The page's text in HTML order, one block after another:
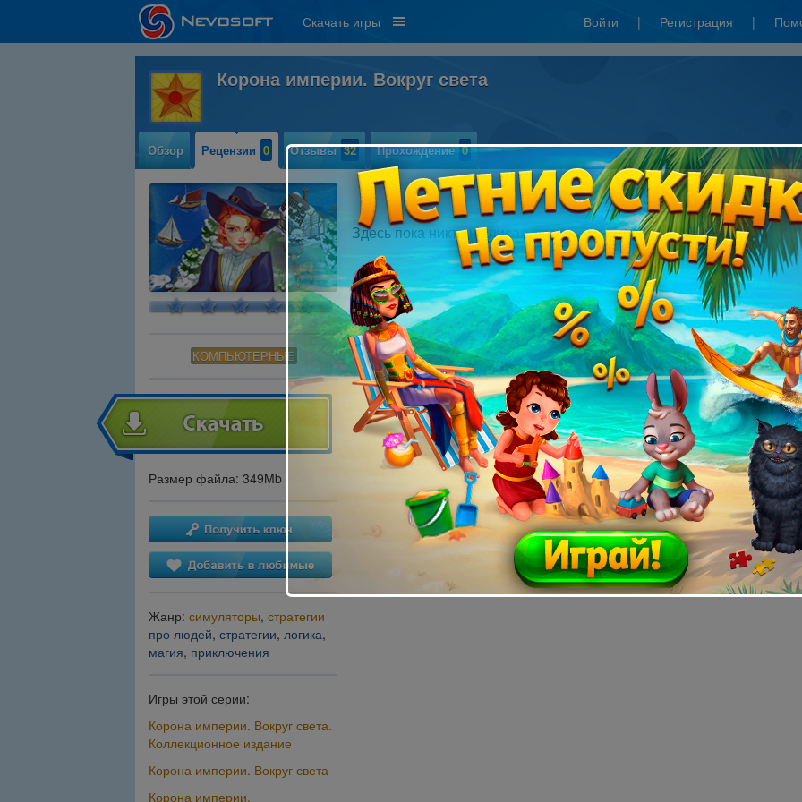
Скачать игры Войти | Регистрация |
Корона империи. Вокруг света
Обзор Рецензии 0 Отзывы 32 Прохождение 0
КОМПЬЮТЕРНЫЕ
Размер файла: 349Mb
Жанр: симуляторы, стратегии
про людей, стратегии, логика,
магия, приключения
Игры этой серии:
Корона империи. Вокруг света.
Коллекционное издание
Корона империи. Вокруг света
Корона империи.
Написать рецензию
Здесь пока никто не писал